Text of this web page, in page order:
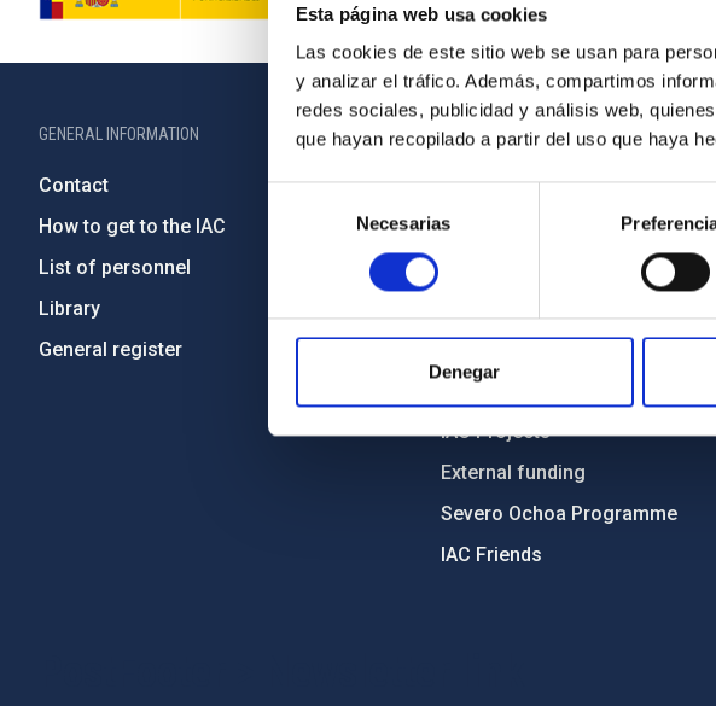
Esta página web usa cookies
Las cookies de este sitio web se usan para
y analizar el tráfico. Además, compartimos
redes sociales, publicidad y análisis web,
que hayan recopilado a partir del uso que haya
consentimiento
Necesarias
Denegar
GENERAL INFORMATION
Contact
How to get to the IAC
List of personnel
Library
General register
ABOUT THE IAC
Legislation
Transparency
Code of ethics and anti-fraud
Environment and Sustainability
Forever IAC
IAC Projects
External funding
Severo Ochoa Programme
IAC Friends